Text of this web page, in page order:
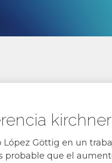
Göttig en un
probable que el